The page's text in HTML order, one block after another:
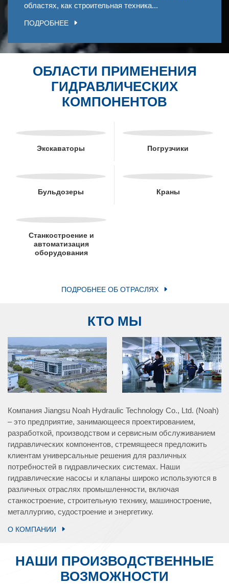
областях, как строительная техника...
ПОДРОБНЕЕ
ОБЛАСТИ ПРИМЕНЕНИЯ
ГИДРАВЛИЧЕСКИХ
КОМПОНЕНТОВ
Экскаваторы Погрузчики
Бульдозеры Краны
Станкостроение и
автоматизация
оборудования
ПОДРОБНЕЕ ОБ ОТРАСЛЯХ
КТО МЫ
Компания Jiangsu Noah Hydraulic Technology Co., Ltd. (Noah)
– это предприятие, занимающееся проектированием,
разработкой, производством и сервисным обслуживанием
гидравлических компонентов, стремящееся предложить
клиентам универсальные решения для различных
потребностей в гидравлических системах. Наши
гидравлические насосы и клапаны широко используются в
различных отраслях промышленности, включая
станкостроение, строительную технику, машиностроение,
металлургию, судостроение и энергетику.
О КОМПАНИИ
НАШИ ПРОИЗВОДСТВЕННЫЕ
ВОЗМОЖНОСТИ